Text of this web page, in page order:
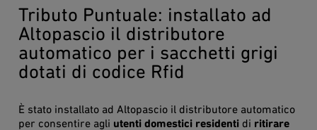
Tributo Puntuale: installato ad
Altopascio il distributore
automatico per i sacchetti grigi
dotati di codice Rfid
È stato installato ad Altopascio il distributore automatico
per consentire agli utenti domestici residenti di ritirare